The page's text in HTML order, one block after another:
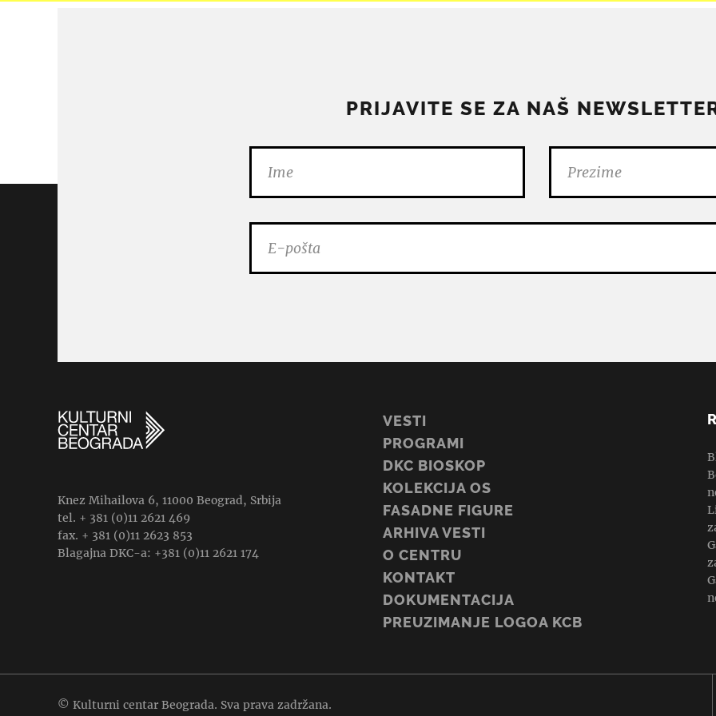
PRIJAVITE SE ZA NAŠ
Knez Mihailova 6, 11000 Beograd, Srbija
tel. + 381 (0)11 2621 469
fax. + 381 (0)11 2623 853
Blagajna DKC-a: +381 (0)11 2621 174
VESTI
PROGRAMI
DKC BIOSKOP
KOLEKCIJA OS
FASADNE FIGURE
ARHIVA VESTI
O CENTRU
KONTAKT
DOKUMENTACIJA
PREUZIMANJE LOGOA KCB
© Kulturni centar Beograda. Sva prava zadržana.